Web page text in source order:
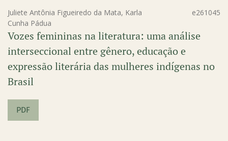
Juliete Antônia Figueiredo da Mata, Karla
Cunha Pádua
e261045
Vozes femininas na literatura: uma análise
interseccional entre gênero, educação e
expressão literária das mulheres indígenas no
Brasil
PDF